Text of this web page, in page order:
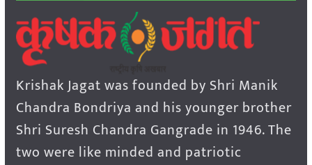
Krishak Jagat was founded by Shri Manik
Chandra Bondriya and his younger brother
Shri Suresh Chandra Gangrade in 1946. The
two were like minded and patriotic